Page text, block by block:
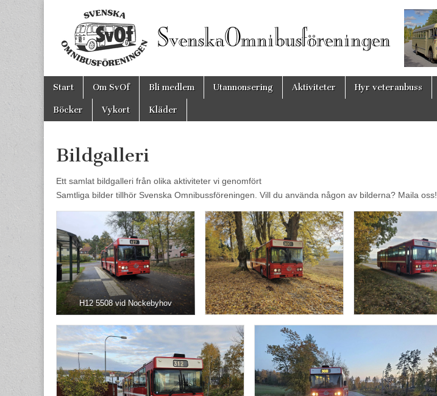
Svenska
Omnibusföreningen
Main menu
Skip to content
Start Om SvOf Bli medlem Utannonsering Aktiviteter Hyr veteranbuss
Böcker Vykort Kläder
Bildgalleri
Ett samlat bildgalleri från olika aktiviteter vi genomfört
Samtliga bilder tillhör Svenska Omnibussföreningen. Vill du använda någon av bilderna? Maila oss!
H12 5508 vid Nockebyhov